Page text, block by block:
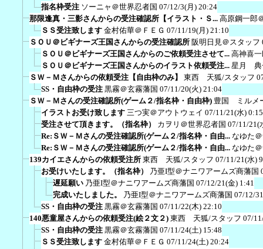
指名枠受注 ソーニャ＠世界忍者国 07/12/3(月) 20:24
那限逢真・三影さんからの受注確認所【イラスト・Ｓ... 高原鋼一郎
ＳＳ受注致します 金村佑華＠ＦＥＧ 07/11/19(月) 21:10
ＳＯＵ＠ビギナーズ王国さんからの受注確認所 阪明日見＠スタッフ
ＳＯＵ＠ビギナーズ王国さんからのご依頼受注させて... 高神喜
ＳＯＵ＠ビギナーズ王国さんからのイラスト依頼受注... 星月 典
ＳＷ－Ｍさんからの依頼受注【自由枠のみ】
東西 天狐/スタッフ
SS・自由枠の受注 黒霧＠玄霧藩国 07/11/20(火) 21:04
ＳＷ－Ｍさんの受注確認所(ゲーム２/指名枠・自由枠) 豊国 ミルメ
イラストお受け致します 三つ実＠アウトウェイ 07/11/21(水) 0:15
受注させて頂きます。（指名枠）
カヲリ＠世界忍者国 07/11/21(
Re:ＳＷ－Ｍさんの受注確認所(ゲーム２/指名枠・自由... なゆた
Re:ＳＷ－Ｍさんの受注確認所(ゲーム２/指名枠・自由... なゆた
139カイエさんからの依頼受注所 東西 天狐/スタッフ 07/11/21(水)
お受けいたします。（指名枠）
乃亜I型＠ナニワアームズ商藩国
遅延願い 乃亜I型＠ナニワアームズ商藩国 07/12/21(金) 1:41
完成いたしました。
乃亜I型＠ナニワアームズ商藩国 07/12/
SS・自由枠の受注 黒霧＠玄霧藩国 07/11/22(木) 22:10
140悪童屋さんからの依頼受注(絵２文２) 東西 天狐/スタッフ 07/
SS・自由枠の受注 黒霧＠玄霧藩国 07/11/24(土) 15:48
ＳＳ受注致します 金村佑華＠ＦＥＧ 07/11/24(土) 20:24